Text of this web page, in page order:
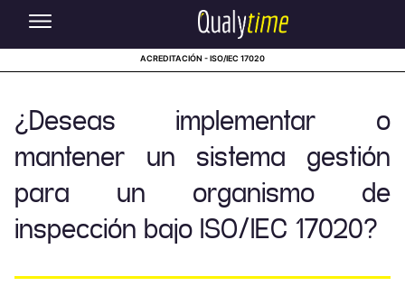
ACREDITACIÓN - ISO/IEC 17020
¿Deseas implementar o
mantener un sistema gestión
para un organismo de
inspección bajo ISO/IEC 17020?